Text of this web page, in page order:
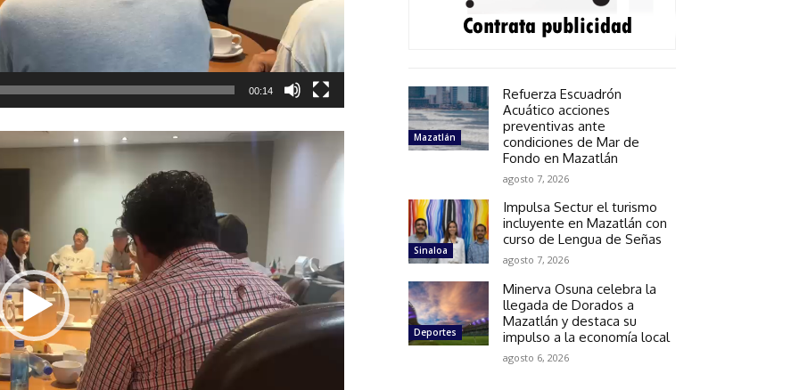
00:14
Mazatlán
Refuerza Escuadrón
Acuático acciones
preventivas ante
condiciones de Mar de
Fondo en Mazatlán
agosto 7, 2026
Sinaloa
Impulsa Sectur el turismo
incluyente en Mazatlán con
curso de Lengua de Señas
agosto 7, 2026
Deportes
Minerva Osuna celebra la
llegada de Dorados a
Mazatlán y destaca su
impulso a la economía local
agosto 6, 2026